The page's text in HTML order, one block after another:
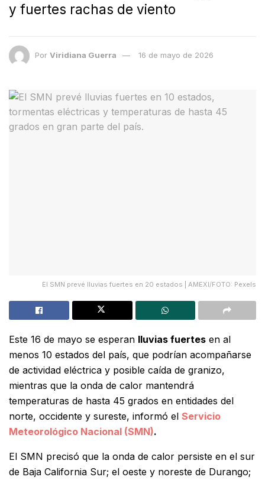
y fuertes rachas de viento
Por Viridiana Guerra 16 de mayo de 2026
El SMN prevé lluvias fuertes en 20 estados | AMEXI/FOTO: Pexels
Este 16 de mayo se esperan lluvias fuertes en al
menos 10 estados del país, que podrían acompañarse
de actividad eléctrica y posible caída de granizo,
mientras que la onda de calor mantendrá
temperaturas de hasta 45 grados en entidades del
norte, occidente y sureste, informó el Servicio
Meteorológico Nacional (SMN).
El SMN precisó que la onda de calor persiste en el sur
de Baja California Sur; el oeste y noreste de Durango;